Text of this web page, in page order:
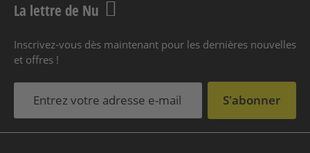
La lettre de Nu
Inscrivez-vous dès maintenant pour les dernières nouvelles
et offres !
S'abonner